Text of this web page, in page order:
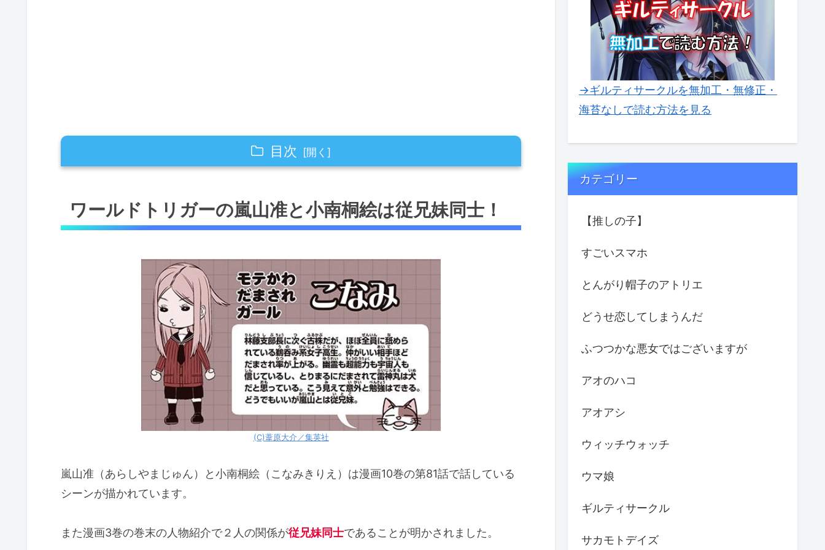
目次
お互いに「准」「桐絵」と呼び合う
外見は全く似ていない？
ワールドトリガーの嵐山准は小南桐絵以外にも親戚はいる？迅悠一との関係！
「ワールドトリガーの嵐山准と小南桐絵との関係！迅悠一とも親戚？」まとめ
ワールドトリガーの嵐山准と小南桐絵は従兄妹同士！
(C)葦原大介／集英社
嵐山准（あらしやまじゅん）と小南桐絵（こなみきりえ）は漫画10巻の第81話で話している
シーンが描かれています。
また漫画3巻の巻末の人物紹介で２人の関係が従兄妹同士であることが明かされました。
→ギルティサークルを無加工・無修正・
海苔なしで読む方法を見る
カテゴリー
【推しの子】
すごいスマホ
とんがり帽子のアトリエ
どうせ恋してしまうんだ
ふつつかな悪女ではございますが
アオのハコ
アオアシ
ウィッチウォッチ
ウマ娘
ギルティサークル
サカモトデイズ